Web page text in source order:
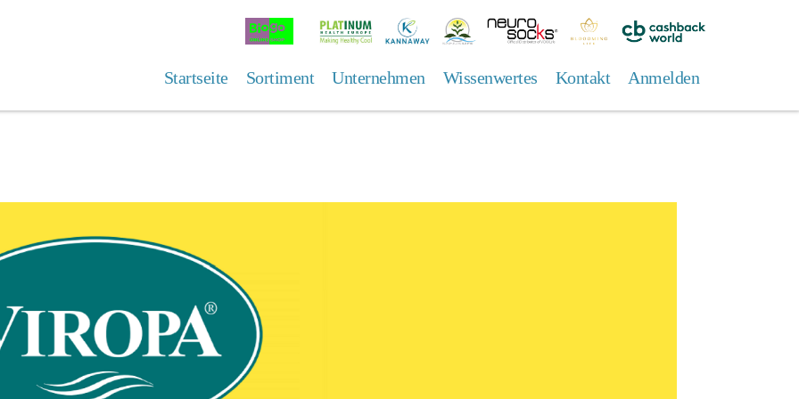
Online
Shop
Platinum
Health
Kannaway SanuslifeNeuro
Socks
Bloooming
Life
Cashback
Startseite Sortiment Unternehmen Wissenwertes Kontakt Anmelden